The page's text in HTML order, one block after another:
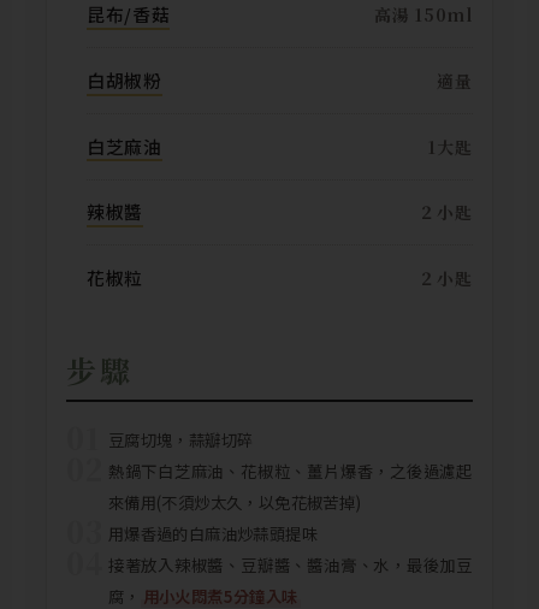
昆布/香菇 高湯 150ml
白胡椒粉 適量
白芝麻油 1大匙
辣椒醬 ２小匙
花椒粒 ２小匙
步驟
豆腐切塊，蒜瓣切碎
熱鍋下白芝麻油、花椒粒、薑片爆香，之後過濾起
來備用(不須炒太久，以免花椒苦掉)
用爆香過的白麻油炒蒜頭提味
接著放入辣椒醬、豆瓣醬、醬油膏、水，最後加豆
腐， 用小火悶煮5分鐘入味